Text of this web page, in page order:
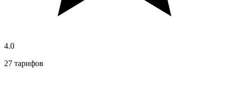
4.0
27 тарифов